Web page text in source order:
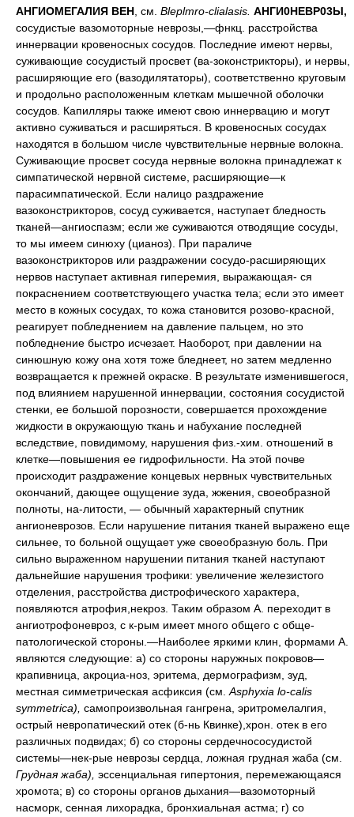
АНГИОМЕГАЛИЯ ВЕН , см. Bleplmro-clialasis. АНГИ0НЕВР03Ы,
сосудистые вазомоторные неврозы,—фнкц. расстройства
иннервации кровеносных сосудов. Последние имеют нервы,
суживающие сосудистый просвет (ва-зоконстрикторы), и нервы,
расширяющие его (вазодилятаторы), соответственно круговым
и продольно расположенным клеткам мышечной оболочки
сосудов. Капилляры также имеют свою иннервацию и могут
активно суживаться и расширяться. В кровеносных сосудах
находятся в большом числе чувствительные нервные волокна.
Суживающие просвет сосуда нервные волокна принадлежат к
симпатической нервной системе, расширяющие—к
парасимпатической. Если налицо раздражение
вазоконстрикторов, сосуд суживается, наступает бледность
тканей—ангиоспазм; если же суживаются отводящие сосуды,
то мы имеем синюху (цианоз). При параличе
вазоконстрикторов или раздражении сосудо-расширяющих
нервов наступает активная гиперемия, выражающая- ся
покраснением соответствующего участка тела; если это имеет
место в кожных сосудах, то кожа становится розово-красной,
реагирует побледнением на давление пальцем, но это
побледнение быстро исчезает. Наоборот, при давлении на
синюшную кожу она хотя тоже бледнеет, но затем медленно
возвращается к прежней окраске. В результате изменившегося,
под влиянием нарушенной иннервации, состояния сосудистой
стенки, ее большой порозности, совершается прохождение
жидкости в окружающую ткань и набухание последней
вследствие, повидимому, нарушения физ.-хим. отношений в
клетке—повышения ее гидрофильности. На этой почве
происходит раздражение концевых нервных чувствительных
окончаний, дающее ощущение зуда, жжения, своеобразной
полноты, на-литости, — обычный характерный спутник
ангионеврозов. Если нарушение питания тканей выражено еще
сильнее, то больной ощущает уже своеобразную боль. При
сильно выраженном нарушении питания тканей наступают
дальнейшие нарушения трофики: увеличение железистого
отделения, расстройства дистрофического характера,
появляются атрофия,некроз. Таким образом А. переходит в
ангиотрофоневроз, с к-рым имеет много общего с обще-
патологической стороны.—Наиболее яркими клин, формами А.
являются следующие: а) со стороны наружных покровов—
крапивница, акроциа-ноз, эритема, дермографизм, зуд,
местная симметрическая асфиксия (см. Asphyxia lo-calis
symmetrica), самопроизвольная гангрена, эритромелалгия,
острый невропатический отек (б-нь Квинке),хрон. отек в его
различных подвидах; б) со стороны сердечнососудистой
системы—нек-рые неврозы сердца, ложная грудная жаба (см.
Грудная жаба), эссенциальная гипертония, перемежающаяся
хромота; в) со стороны органов дыхания—вазомоторный
насморк, сенная лихорадка, бронхиальная астма; г) со